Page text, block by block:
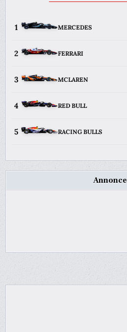
1 MERCEDES
2 FERRARI
3 MCLAREN
4 RED BULL
5 RACING BULLS
Annonce